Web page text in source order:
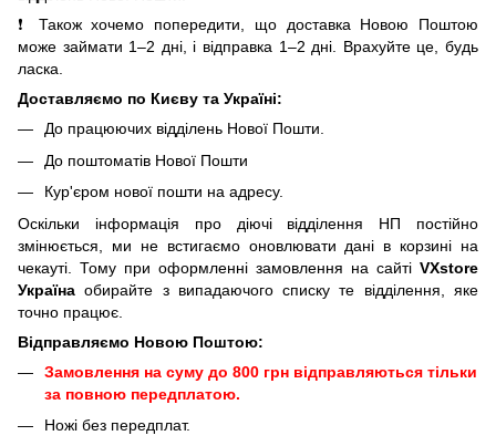
❗ Також хочемо попередити, що доставка Новою Поштою
може займати 1–2 дні, і відправка 1–2 дні. Врахуйте це, будь
ласка.
Доставляємо по Києву та Україні:
До працюючих відділень Нової Пошти.
До поштоматів Нової Пошти
Кур'єром нової пошти на адресу.
Оскільки інформація про діючі відділення НП постійно
змінюється, ми не встигаємо оновлювати дані в корзині на
чекауті. Тому при оформленні замовлення на сайті VXstore
Україна обирайте з випадаючого списку те відділення, яке
точно працює.
Відправляємо Новою Поштою:
Замовлення на суму до 800 грн відправляються тільки
за повною передплатою.
Ножі без передплат.